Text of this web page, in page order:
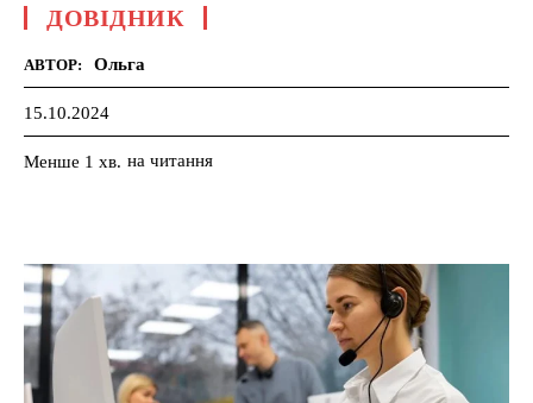
ДОВІДНИК
АВТОР: Ольга
15.10.2024
Менше 1 хв. на читання